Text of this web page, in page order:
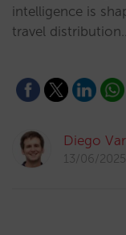
intelligence is
travel
Diego
13/06/2025